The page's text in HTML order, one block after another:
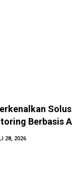
Berbasis
28, 2026